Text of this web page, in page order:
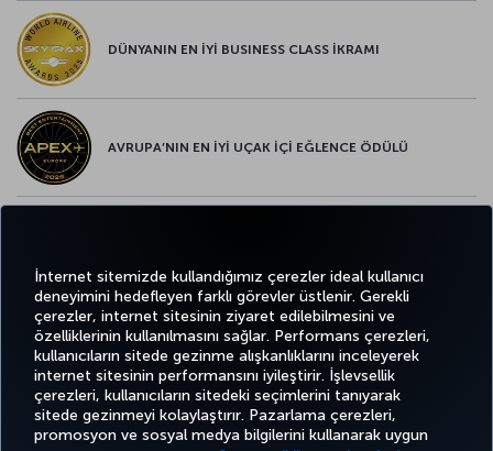
İnternet sitemizde kullandığımız çerezler ideal kullanıcı
deneyimini hedefleyen farklı görevler üstlenir. Gerekli
çerezler, internet sitesinin ziyaret edilebilmesini ve
özelliklerinin kullanılmasını sağlar. Performans çerezleri,
kullanıcıların sitede gezinme alışkanlıklarını inceleyerek
internet sitesinin performansını iyileştirir. İşlevsellik
çerezleri, kullanıcıların sitedeki seçimlerini tanıyarak
sitede gezinmeyi kolaylaştırır. Pazarlama çerezleri,
promosyon ve sosyal medya bilgilerini kullanarak uygun
DÜNYANIN EN İYİ BUSINESS CLASS İKRAMI
AVRUPA’NIN EN İYİ UÇAK İÇİ EĞLENCE ÖDÜLÜ
TwitterFacebook
Instagram
YoutubeLinkedIn
TiktokBlogPinterest
BİLET
AL VE
DENEYİM
FIRSATLAR
VE UÇUŞ
YARDIM
TURKISH
AIRLINES
MILES&SMILES